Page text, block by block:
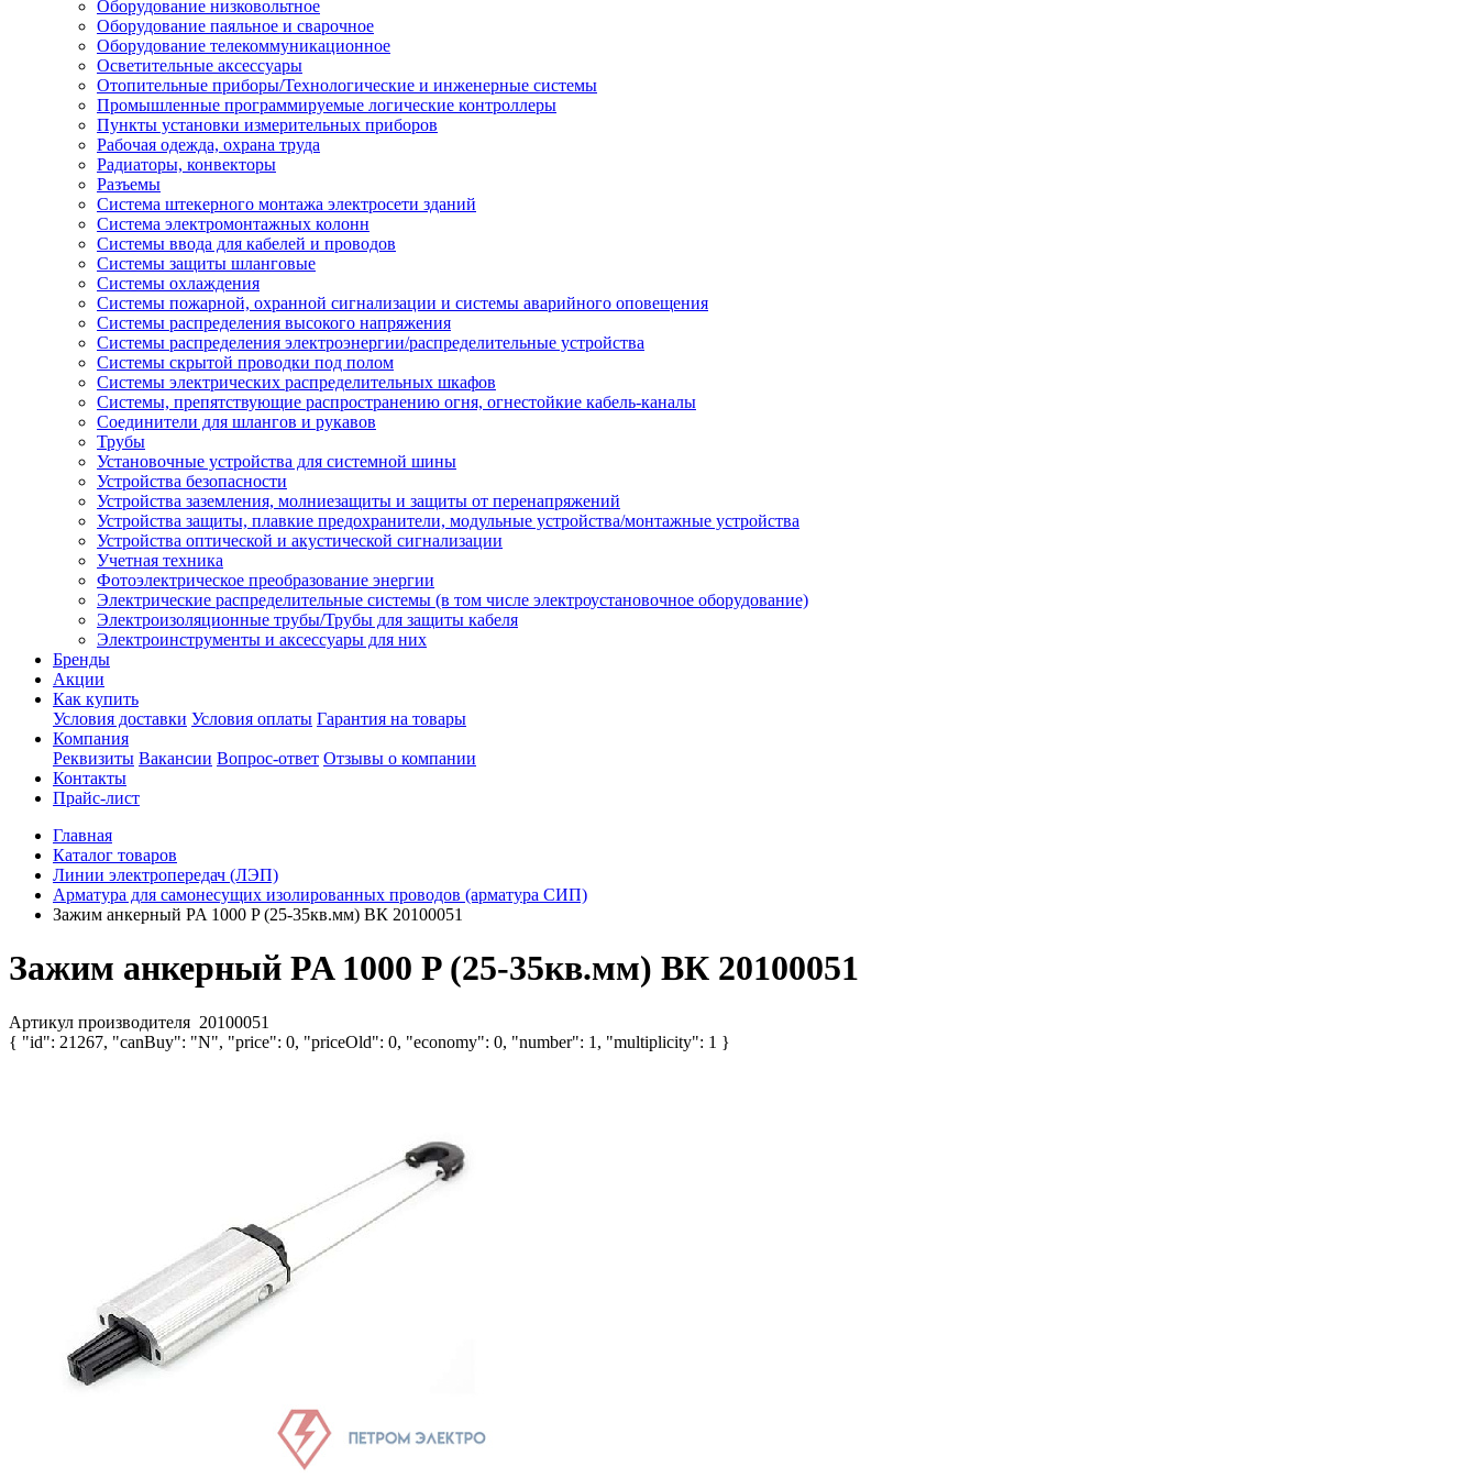
Оборудование низковольтное
Оборудование паяльное и сварочное
Оборудование телекоммуникационное
Осветительные аксессуары
Отопительные приборы/Технологические и инженерные системы
Промышленные программируемые логические контроллеры
Пункты установки измерительных приборов
Рабочая одежда, охрана труда
Радиаторы, конвекторы
Разъемы
Система штекерного монтажа электросети зданий
Система электромонтажных колонн
Системы ввода для кабелей и проводов
Системы защиты шланговые
Системы охлаждения
Системы пожарной, охранной сигнализации и системы аварийного оповещения
Системы распределения высокого напряжения
Системы распределения электроэнергии/распределительные устройства
Системы скрытой проводки под полом
Системы электрических распределительных шкафов
Системы, препятствующие распространению огня, огнестойкие кабель-каналы
Соединители для шлангов и рукавов
Трубы
Установочные устройства для системной шины
Устройства безопасности
Устройства заземления, молниезащиты и защиты от перенапряжений
Устройства защиты, плавкие предохранители, модульные устройства/монтажные устройства
Устройства оптической и акустической сигнализации
Учетная техника
Фотоэлектрическое преобразование энергии
Электрические распределительные системы (в том числе электроустановочное оборудование)
Электроизоляционные трубы/Трубы для защиты кабеля
Электроинструменты и аксессуары для них
Бренды
Акции
Как купить
Условия доставки Условия оплаты Гарантия на товары
Компания
Реквизиты Вакансии Вопрос-ответ Отзывы о компании
Контакты
Прайс-лист
Главная
Каталог товаров
Линии электропередач (ЛЭП)
Арматура для самонесущих изолированных проводов (арматура СИП)
Зажим анкерный PA 1000 P (25-35кв.мм) ВК 20100051
Зажим анкерный PA 1000 P (25-35кв.мм) ВК 20100051
Артикул производителя 20100051
{ "id": 21267, "canBuy": "N", "price": 0, "priceOld": 0, "economy": 0, "number": 1, "multiplicity": 1 }